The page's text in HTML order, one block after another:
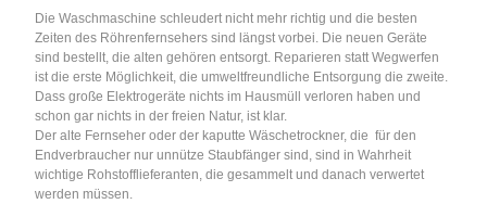
Die Waschmaschine schleudert nicht mehr richtig und die besten
Zeiten des Röhrenfernsehers sind längst vorbei. Die neuen Geräte
sind bestellt, die alten gehören entsorgt. Reparieren statt Wegwerfen
ist die erste Möglichkeit, die umweltfreundliche Entsorgung die zweite.
Dass große Elektrogeräte nichts im Hausmüll verloren haben und
schon gar nichts in der freien Natur, ist klar.
Der alte Fernseher oder der kaputte Wäschetrockner, die für den
Endverbraucher nur unnütze Staubfänger sind, sind in Wahrheit
wichtige Rohstofflieferanten, die gesammelt und danach verwertet
werden müssen.